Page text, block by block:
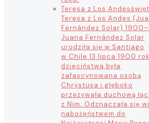
Teresa z Los Andes
Teresa z Los Andes
Fernández Solar)
Juana Fernández Solar
urodziła się w Santiago
w Chile 13 lipca 1900
dzieciństwa była
zafascynowana osobą
Chrystusa i głęboko
przeżywała duchową
z Nim. Odznaczała się
nabożeństwem do